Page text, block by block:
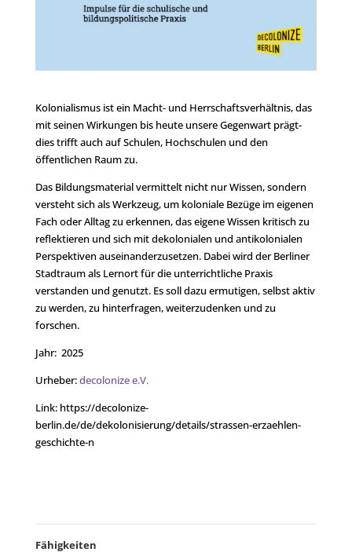
Kolonialismus ist ein Macht- und Herrschaftsverhältnis, das
mit seinen Wirkungen bis heute unsere Gegenwart prägt-
dies trifft auch auf Schulen, Hochschulen und den
öffentlichen Raum zu.
Das Bildungsmaterial vermittelt nicht nur Wissen, sondern
versteht sich als Werkzeug, um koloniale Bezüge im eigenen
Fach oder Alltag zu erkennen, das eigene Wissen kritisch zu
reflektieren und sich mit dekolonialen und antikolonialen
Perspektiven auseinanderzusetzen. Dabei wird der Berliner
Stadtraum als Lernort für die unterrichtliche Praxis
verstanden und genutzt. Es soll dazu ermutigen, selbst aktiv
zu werden, zu hinterfragen, weiterzudenken und zu
forschen.
Jahr: 2025
Urheber:decolonize e.V.
Link: https://decolonize-
berlin.de/de/dekolonisierung/details/strassen-erzaehlen-
geschichte-n
Fähigkeiten